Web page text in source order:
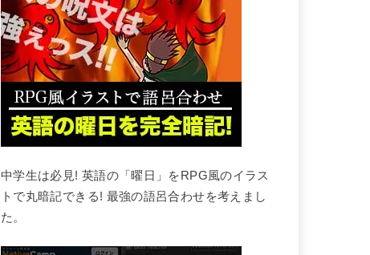
中学生は必見! 英語の「曜日」をRPG風のイラス
トで丸暗記できる! 最強の語呂合わせを考えまし
た。